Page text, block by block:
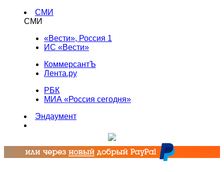
СМИ
СМИ
«Вести», Россия 1
ИС «Вести»
КоммерсантЪ
Лента.ру
РБК
МИА «Россия сегодня»
Эндаумент